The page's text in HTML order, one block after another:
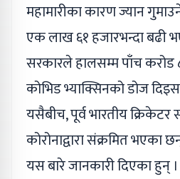
महामारीका कारण ज्यान
एक लाख ६१ हजारभन्दा बढी
सरकारले हालसम्म पाँच करोड
कोभिड भ्याक्सिनको डोज
यसैबीच, पूर्व भारतीय
कोरोनाद्वारा संक्रमित भएका
यस बारे जानकारी दिएका हुन् ।